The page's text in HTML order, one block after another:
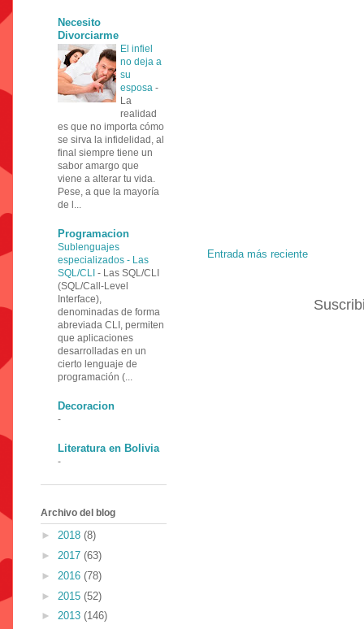
Entrada más reciente
Necesito
Divorciarme
El infiel
no deja a
su
esposa -
La
realidad
es que no importa cómo
se sirva la infidelidad, al
final siempre tiene un
sabor amargo que
viene a alterar tu vida.
Pese, a que la mayoría
de l...
Programacion
Sublenguajes
especializados - Las
SQL/CLI - Las SQL/CLI
(SQL/Call-Level
Interface),
denominadas de forma
abreviada CLI, permiten
que aplicaciones
desarrolladas en un
cierto lenguaje de
programación (...
Decoracion
-
Literatura en Bolivia
-
Archivo del blog
► 2018 (8)
► 2017 (63)
► 2016 (78)
► 2015 (52)
► 2013 (146)